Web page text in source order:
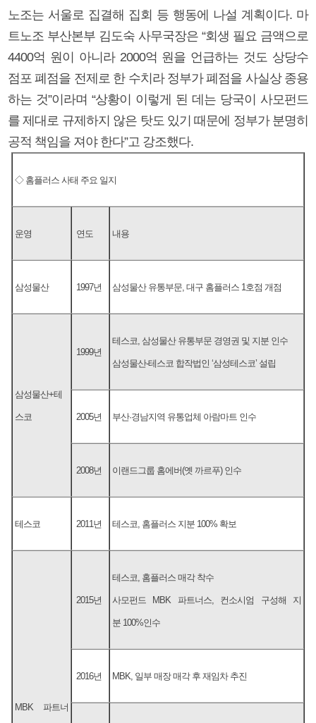
노조는 서울로 집결해 집회 등 행동에 나설 계획이다. 마
트노조 부산본부 김도숙 사무국장은 “회생 필요 금액으로
4400억 원이 아니라 2000억 원을 언급하는 것도 상당수
점포 폐점을 전제로 한 수치라 정부가 폐점을 사실상 종용
하는 것”이라며 “상황이 이렇게 된 데는 당국이 사모펀드
를 제대로 규제하지 않은 탓도 있기 때문에 정부가 분명히
공적 책임을 져야 한다”고 강조했다.
◇ 홈플러스 사태 주요 일지
운영 연도 내용
삼성물산 1997년 삼성물산 유통부문, 대구 홈플러스 1호점 개점
삼성물산+테
스코
1999년
테스코, 삼성물산 유통부문 경영권 및 지분 인수
삼성물산-테스코 합작법인 ‘삼성테스코’ 설립
2005년 부산·경남지역 유통업체 아람마트 인수
2008년 이랜드그룹 홈에버(옛 까르푸) 인수
테스코 2011년 테스코, 홈플러스 지분 100% 확보
MBK 파트너
2015년
테스코, 홈플러스 매각 착수
사모펀드 MBK 파트너스, 컨소시엄 구성해 지
분 100%인수
2016년 MBK, 일부 매장 매각 후 재임차 추진